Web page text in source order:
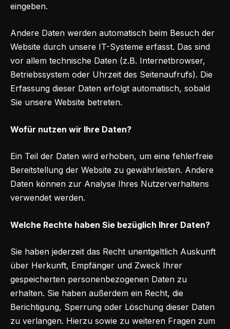
eingeben.
Andere Daten werden automatisch beim Besuch der
Website durch unsere IT-Systeme erfasst. Das sind
vor allem technische Daten (z.B. Internetbrowser,
Betriebssystem oder Uhrzeit des Seitenaufrufs). Die
Erfassung dieser Daten erfolgt automatisch, sobald
Sie unsere Website betreten.
Wofür nutzen wir Ihre Daten?
Ein Teil der Daten wird erhoben, um eine fehlerfreie
Bereitstellung der Website zu gewährleisten. Andere
Daten können zur Analyse Ihres Nutzerverhaltens
verwendet werden.
Welche Rechte haben Sie bezüglich Ihrer Daten?
Sie haben jederzeit das Recht unentgeltlich Auskunft
über Herkunft, Empfänger und Zweck Ihrer
gespeicherten personenbezogenen Daten zu
erhalten. Sie haben außerdem ein Recht, die
Berichtigung, Sperrung oder Löschung dieser Daten
zu verlangen. Hierzu sowie zu weiteren Fragen zum